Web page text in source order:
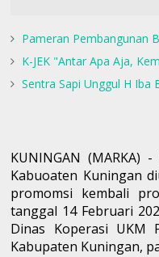
Pameran Pembangunan
K-JEK "Antar Apa Aja,
Sentra Sapi Unggul H Iba
KUNINGAN (MARKA)
Kabuoaten Kuningan
promomsi kembali
tanggal 14 Februari
Dinas Koperasi UKM
Kabupaten Kuningan,